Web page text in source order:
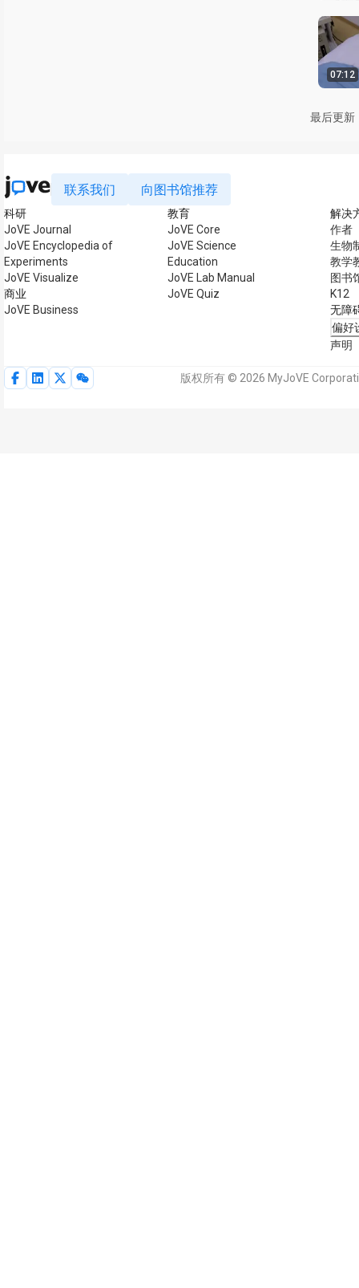
07:12
最后更新
联系我们 向图书馆推荐
科研
JoVE Journal
JoVE Encyclopedia of
Experiments
JoVE Visualize
商业
JoVE Business
教育
JoVE Core
JoVE Science
Education
JoVE Lab Manual
JoVE Quiz
解决
作者
生物
教学
图书
K12
无障
偏好
声明
版权所有 © 2026 MyJoVE